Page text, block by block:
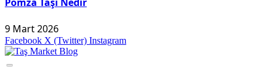
Pomza Taşı Nedir
9 Mart 2026
Facebook X (Twitter) Instagram